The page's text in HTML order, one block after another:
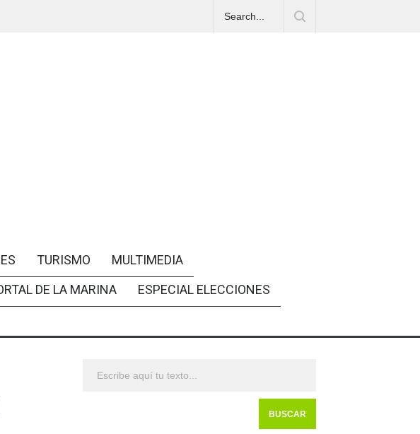
TURISMO
MULTIMEDIA
DE LA MARINA
ESPECIAL ELECCIONES